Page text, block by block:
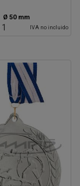
Ø 50 mm
1 IVA no incluido